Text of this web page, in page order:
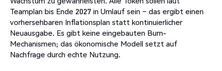
Teamplan bis Ende 2027 in Umlauf sein – das ergibt einen
vorhersehbaren Inflationsplan statt kontinuierlicher
Neuausgabe. Es gibt keine eingebauten Burn-
Mechanismen; das ökonomische Modell setzt auf
Nachfrage durch echte Nutzung.